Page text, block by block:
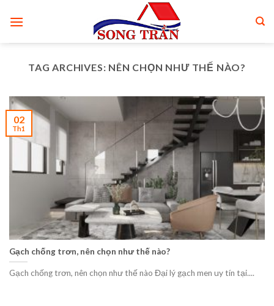
TAG ARCHIVES: NÊN CHỌN NHƯ THẾ NÀO?
Gạch chống trơn, nên chọn như thế nào?
Gạch chống trơn, nên chọn như thế nào Đại lý gạch men uy tín tại....
02
Th1